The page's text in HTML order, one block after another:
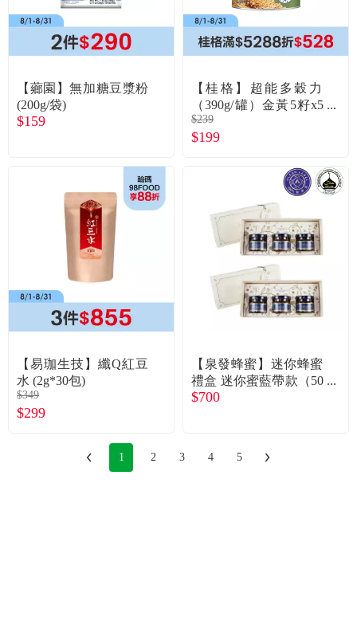
【薌園】無加糖豆漿粉
(200g/袋)
$159
【桂格】超能多穀力
（390g/罐）金黃5籽x5
穀
$239
$199
【易珈生技】纖Q紅豆
水 (2g*30包)
$349
$299
【泉發蜂蜜】迷你蜂蜜
禮盒 迷你蜜藍帶款（50
gＸ3）二盒 廠商直送
$700
1 2 3 4 5